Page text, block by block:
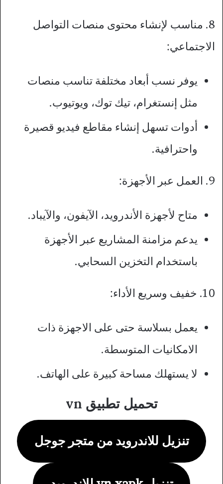
8. مناسب لإنشاء محتوى منصات التواصل
الاجتماعي:
يوفر نسب أبعاد مختلفة تناسب منصات
مثل إنستغرام، تيك توك، ويوتيوب.
أدوات تسهل إنشاء مقاطع فيديو قصيرة
واحترافية.
9. العمل عبر الأجهزة:
متاح لأجهزة الأندرويد، الآيفون، والآيباد.
يدعم مزامنة المشاريع عبر الأجهزة
باستخدام التخزين السحابي.
10. خفيف وسريع الأداء:
يعمل بسلاسة حتى على الاجهزة ذات
الامكانيات المتوسطة.
لا يستهلك مساحة كبيرة على الهاتف.
تحميل تطبيق vn
تنزيل للاندرويد من متجر جوجل